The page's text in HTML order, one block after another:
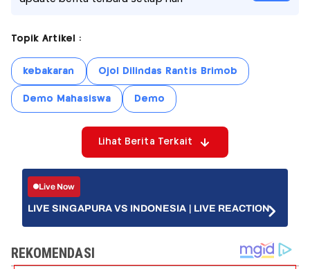
Topik Artikel :
kebakaran Ojol Dilindas Rantis Brimob
Demo Mahasiswa Demo
Lihat Berita Terkait
Live Now
LIVE SINGAPURA VS INDONESIA | LIVE REACTION